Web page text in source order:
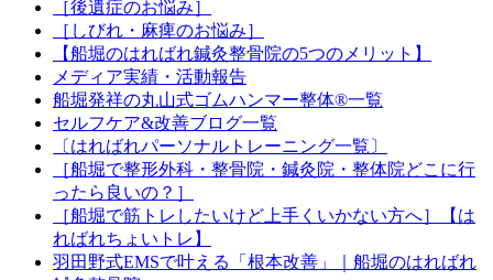
［後遺症のお悩み］
［しびれ・麻痺のお悩み］
【船堀のはればれ鍼灸整骨院の5つのメリット】
メディア実績・活動報告
船堀発祥の丸山式ゴムハンマー整体®︎一覧
セルフケア&改善ブログ一覧
〔はればれパーソナルトレーニング一覧〕
［船堀で整形外科・整骨院・鍼灸院・整体院どこに行
ったら良いの？］
［船堀で筋トレしたいけど上手くいかない方へ］【は
ればれちょいトレ】
羽田野式EMSで叶える「根本改善」｜船堀のはればれ